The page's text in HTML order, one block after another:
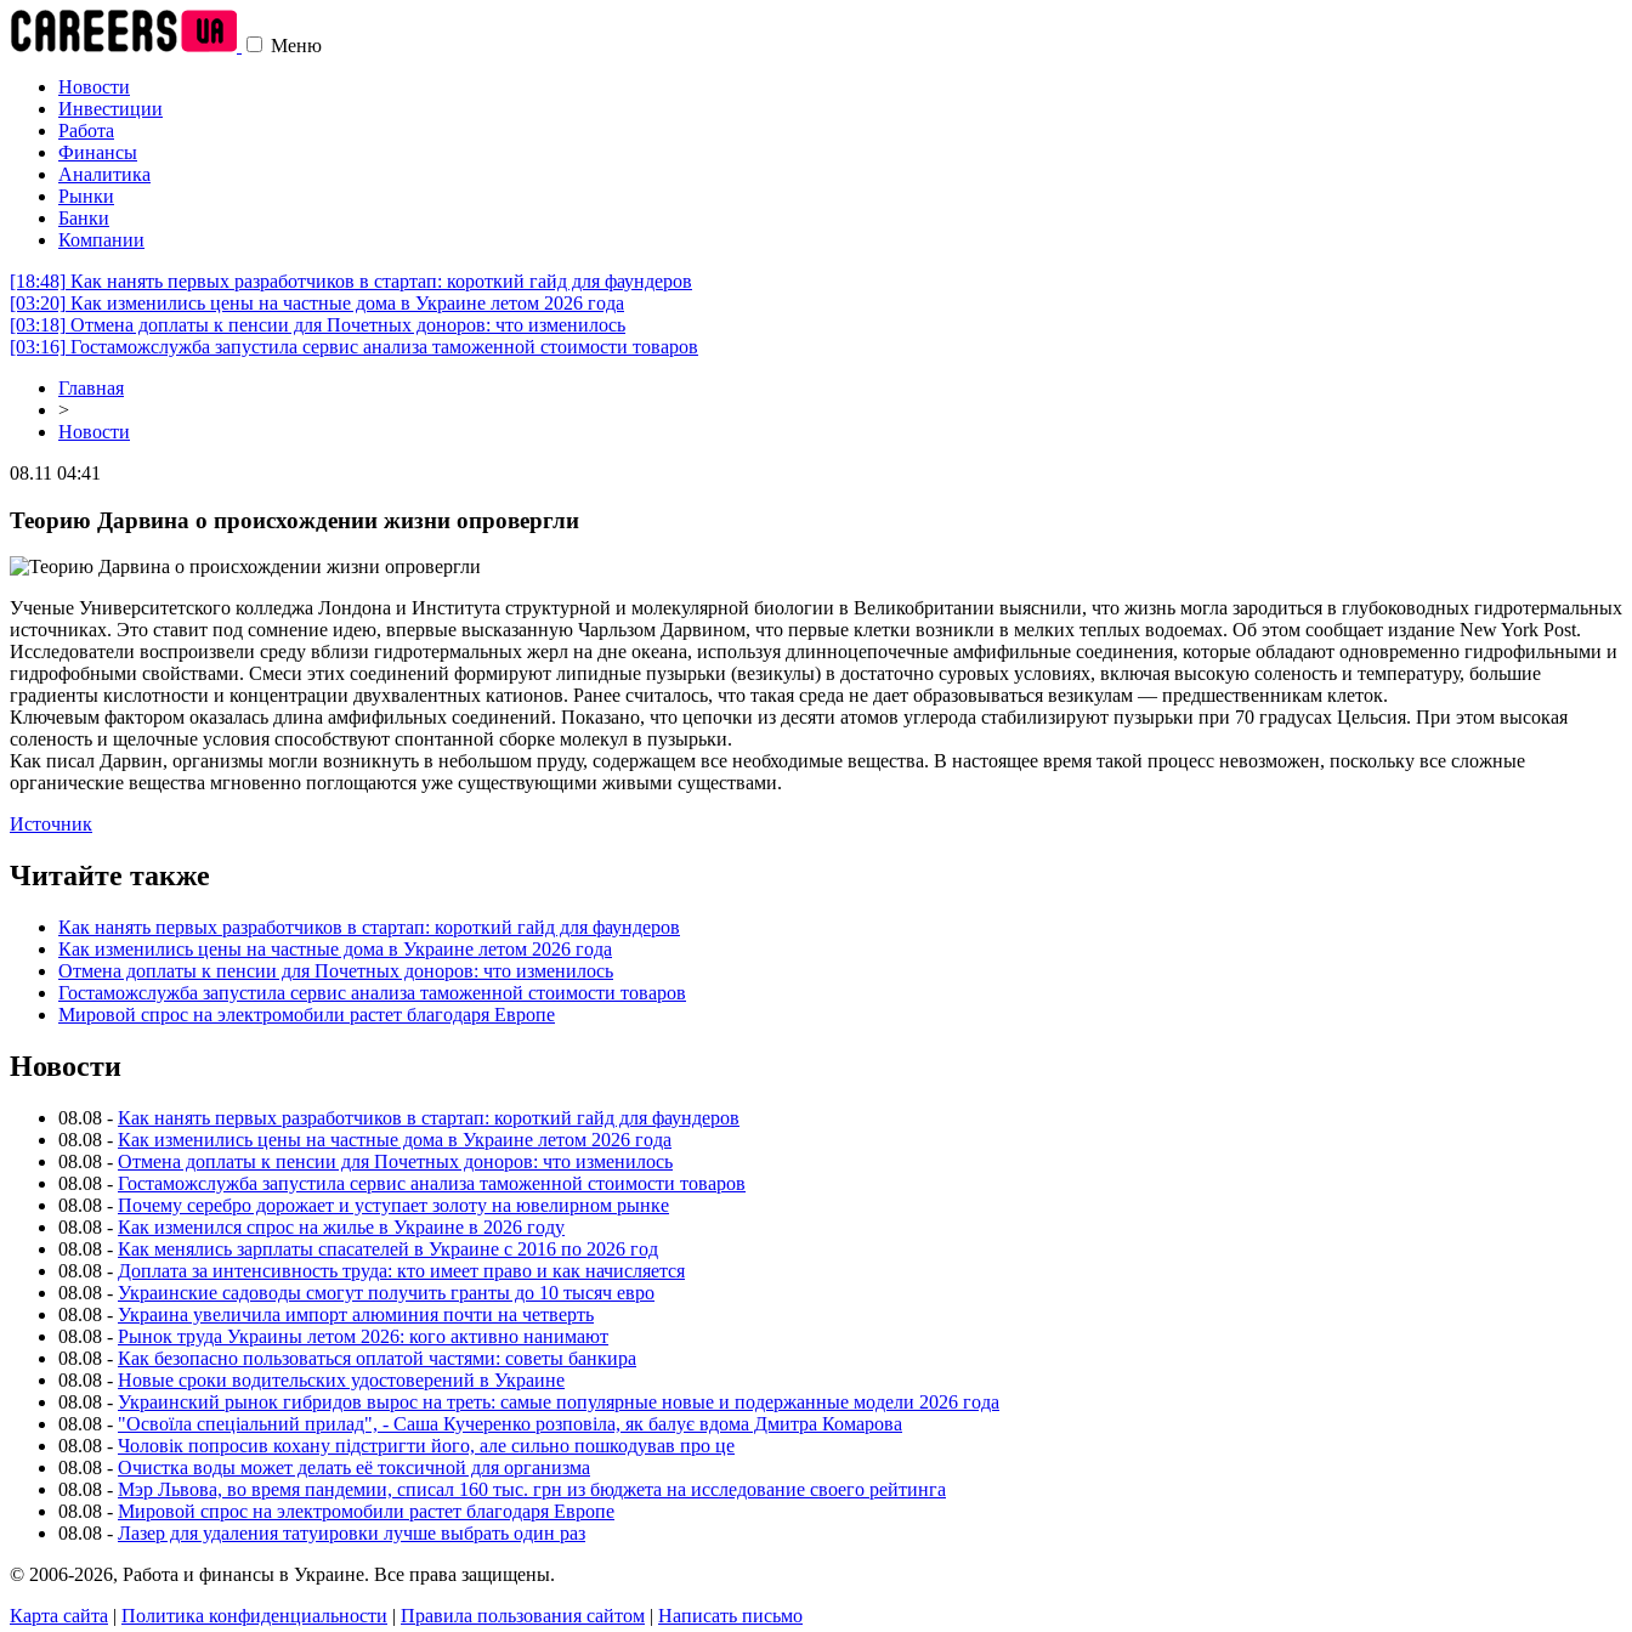
Меню
Новости
Инвестиции
Работа
Финансы
Аналитика
Рынки
Банки
Компании
[18:48] Как нанять первых разработчиков в стартап: короткий гайд для фаундеров
[03:20] Как изменились цены на частные дома в Украине летом 2026 года
[03:18] Отмена доплаты к пенсии для Почетных доноров: что изменилось
[03:16] Гостаможслужба запустила сервис анализа таможенной стоимости товаров
Главная
>
Новости
08.11 04:41
Теорию Дарвина о происхождении жизни опровергли
Ученые Университетского колледжа Лондона и Института структурной и молекулярной биологии в Великобритании выяснили, что жизнь могла зародиться в глубоководных гидротермальных
источниках. Это ставит под сомнение идею, впервые высказанную Чарльзом Дарвином, что первые клетки возникли в мелких теплых водоемах. Об этом сообщает издание New York Post.
Исследователи воспроизвели среду вблизи гидротермальных жерл на дне океана, используя длинноцепочечные амфифильные соединения, которые обладают одновременно гидрофильными и
гидрофобными свойствами. Смеси этих соединений формируют липидные пузырьки (везикулы) в достаточно суровых условиях, включая высокую соленость и температуру, большие
градиенты кислотности и концентрации двухвалентных катионов. Ранее считалось, что такая среда не дает образовываться везикулам — предшественникам клеток.
Ключевым фактором оказалась длина амфифильных соединений. Показано, что цепочки из десяти атомов углерода стабилизируют пузырьки при 70 градусах Цельсия. При этом высокая
соленость и щелочные условия способствуют спонтанной сборке молекул в пузырьки.
Как писал Дарвин, организмы могли возникнуть в небольшом пруду, содержащем все необходимые вещества. В настоящее время такой процесс невозможен, поскольку все сложные
органические вещества мгновенно поглощаются уже существующими живыми существами.
Источник
Читайте также
Как нанять первых разработчиков в стартап: короткий гайд для фаундеров
Как изменились цены на частные дома в Украине летом 2026 года
Отмена доплаты к пенсии для Почетных доноров: что изменилось
Гостаможслужба запустила сервис анализа таможенной стоимости товаров
Мировой спрос на электромобили растет благодаря Европе
Новости
08.08 - Как нанять первых разработчиков в стартап: короткий гайд для фаундеров
08.08 - Как изменились цены на частные дома в Украине летом 2026 года
08.08 - Отмена доплаты к пенсии для Почетных доноров: что изменилось
08.08 - Гостаможслужба запустила сервис анализа таможенной стоимости товаров
08.08 - Почему серебро дорожает и уступает золоту на ювелирном рынке
08.08 - Как изменился спрос на жилье в Украине в 2026 году
08.08 - Как менялись зарплаты спасателей в Украине с 2016 по 2026 год
08.08 - Доплата за интенсивность труда: кто имеет право и как начисляется
08.08 - Украинские садоводы смогут получить гранты до 10 тысяч евро
08.08 - Украина увеличила импорт алюминия почти на четверть
08.08 - Рынок труда Украины летом 2026: кого активно нанимают
08.08 - Как безопасно пользоваться оплатой частями: советы банкира
08.08 - Новые сроки водительских удостоверений в Украине
08.08 - Украинский рынок гибридов вырос на треть: самые популярные новые и подержанные модели 2026 года
08.08 - "Освоїла спеціальний прилад", - Саша Кучеренко розповіла, як балує вдома Дмитра Комарова
08.08 - Чоловік попросив кохану підстригти його, але сильно пошкодував про це
08.08 - Очистка воды может делать её токсичной для организма
08.08 - Мэр Львова, во время пандемии, списал 160 тыс. грн из бюджета на исследование своего рейтинга
08.08 - Мировой спрос на электромобили растет благодаря Европе
08.08 - Лазер для удаления татуировки лучше выбрать один раз
© 2006-2026, Работа и финансы в Украине. Все права защищены.
Карта сайта | Политика конфиденциальности | Правила пользования сайтом | Написать письмо